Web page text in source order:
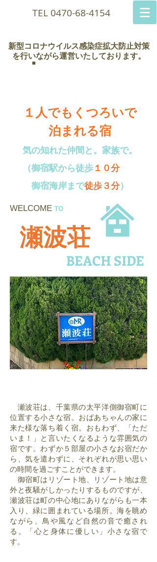
TEL 0470-68-4154
新型コロナウイルス感染症拡大防止対策
を行いながら運営いたしております。
１人でもくつろいで
泊まれる宿
気の知れた仲間と。家族で。
（御宿駅から徒歩１０分
御宿海岸まで徒歩３分）
瀬波荘
BEACH SIDE
WELCOME TO
瀬波荘は、千葉県の太平洋側御宿町に
位置する小さな宿。おばあちゃんの家に
来た様な落ち着く宿。おもわず、「ただ
いま！」と言いたくなるような雰囲気の
宿です。わずか５部屋の小さなお宿だか
ら、気を遣わずに、それぞれが思い思い
の時間を過ごすことができます。
御宿町はリゾート地、リゾート地は意
外と夜騒がしかったりするものですが、
瀬波荘は町の中心地にありながらも一本
入り、緑に囲まれている場所。海を眺め
ながら、鳥や風など自然の音で癒され
る。「心と身体に優しい」小さな宿で
す。